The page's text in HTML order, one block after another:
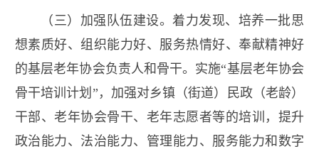
（三）加强队伍建设。着力发现、培养一批思
想素质好、组织能力好、服务热情好、奉献精神好
的基层老年协会负责人和骨干。实施“基层老年协会
骨干培训计划”，加强对乡镇（街道）民政（老龄）
干部、老年协会骨干、老年志愿者等的培训，提升
政治能力、法治能力、管理能力、服务能力和数字